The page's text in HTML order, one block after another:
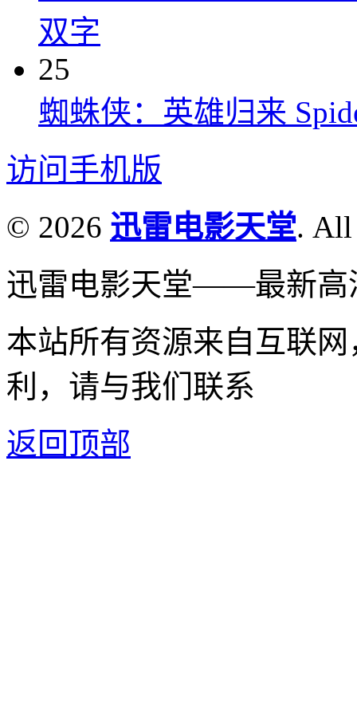
双字
25
蜘蛛侠：英雄归来
访问手机版
© 2026 迅雷电影天堂. All
迅雷电影天堂——最新高
本站所有资源来自互联
利，请与我们联系
返回顶部